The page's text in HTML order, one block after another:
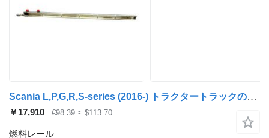
Scania L,P,G,R,S-series (2016-) トラクタートラックのためのScania 2380009 2848019 燃料レール
￥17,910 €98.39 ≈ $113.70
燃料レール